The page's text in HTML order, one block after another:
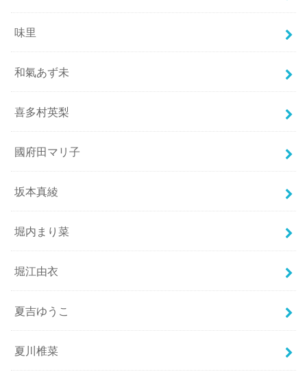
味里
和氣あず未
喜多村英梨
國府田マリ子
坂本真綾
堀内まり菜
堀江由衣
夏吉ゆうこ
夏川椎菜